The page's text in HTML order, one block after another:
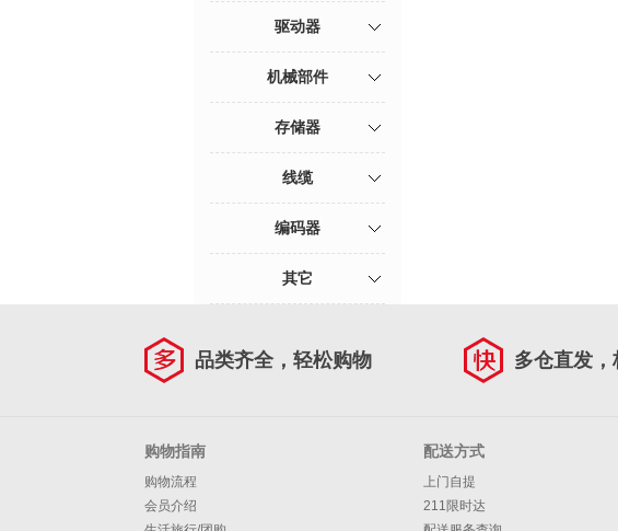
驱动器
机械部件
存储器
线缆
编码器
其它
品类齐全，轻松购物 多仓直发
购物指南
购物流程
会员介绍
配送方式
上门自提
211限时达